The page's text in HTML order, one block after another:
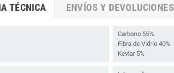
TÉCNICA ENVÍOS Y DEVOLUCIONES
Carbono 55%
Fibra de Vidrio 40%
Kevlar 5%